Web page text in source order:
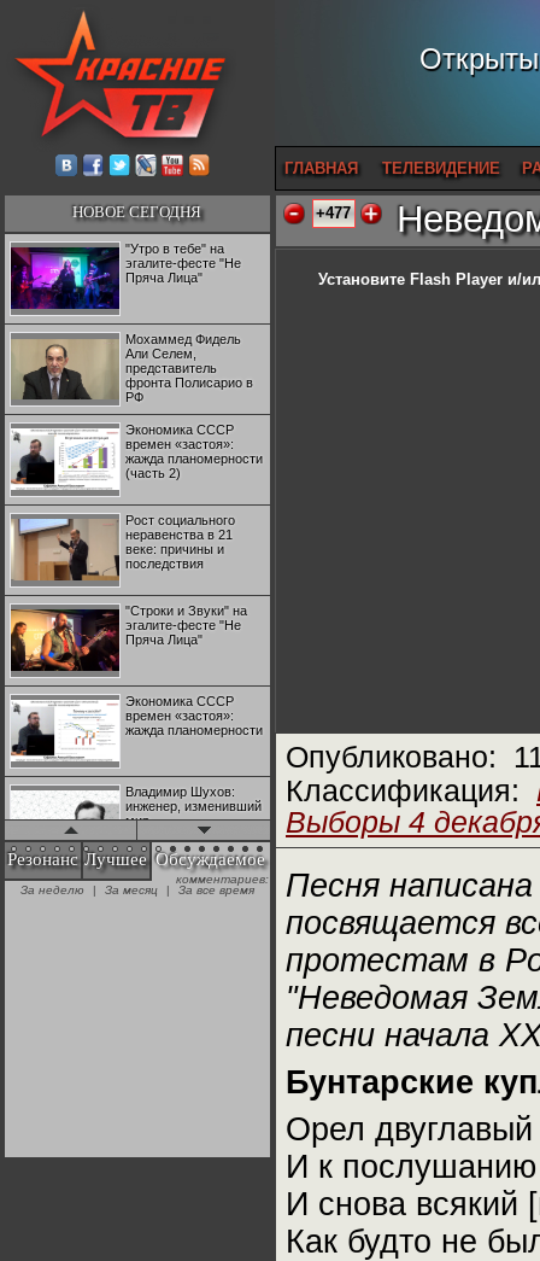
ГЛАВНАЯ ТЕЛЕВИДЕНИЕ
НОВОЕ СЕГОДНЯ
"Утро в тебе" на
эгалите-фесте "Не
Пряча Лица"
Мохаммед Фидель
Али Селем,
представитель
фронта Полисарио в
РФ
Экономика СССР
времен «застоя»:
жажда планомерности
(часть 2)
Рост социального
неравенства в 21
веке: причины и
последствия
"Строки и Звуки" на
эгалите-фесте "Не
Пряча Лица"
Экономика СССР
времен «застоя»:
жажда планомерности
Владимир Шухов:
инженер, изменивший
мир
"Аркадий Коц" на
эгалите-фесте "Не
Резонанс Лучшее Обсуждаемое
комментариев:
За неделю
| За месяц | За все время
+477
Установите Flash Player и/
Опубликовано:
Классификация:
Выборы 4
Песня
посвящается
протестам в
"Неведомая
песни начала
Бунтарские
Орел двуглавый
И к послушанию
И снова всякий
Как будто не